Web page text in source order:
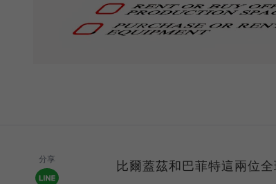
分享
比爾蓋茲和巴菲特這兩位